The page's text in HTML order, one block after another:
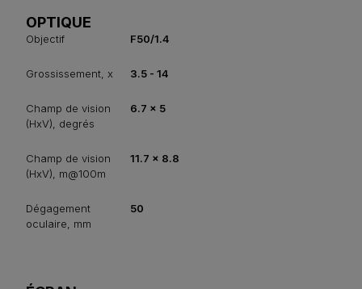
OPTIQUE
Objectif F50/1.4
Grossissement, x 3.5 - 14
Champ de vision
(HxV), degrés
6.7 x 5
Champ de vision
(HxV), m@100m
11.7 x 8.8
Dégagement
oculaire, mm
50